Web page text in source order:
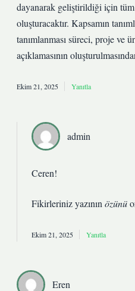
dayanarak geliştirildiği için
oluşturacaktır. Kapsamın
tanımlanması süreci, proje ve
açıklamasının
Ekim 21, 2025 Yanıtla
admin
Ceren!
Fikirleriniz yazının özünü
Ekim 21, 2025 Yanıtla
Eren